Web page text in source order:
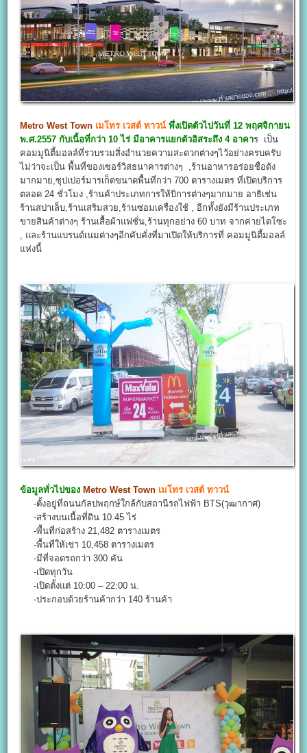
Metro West Town เมโทร เวสต์ ทาวน์ พึ่งเปิดตัวไปวันที่ 12 พฤศจิกายน
พ.ศ.2557 กับเนื้อที่กว่า 10 ไร่ มีอาคารแยกตัวอิสระถึง 4 อาคาร เป็น
คอมมูนิตี้มอลล์ที่รวบรวมสิ่งอำนวยความสะดวกต่างๆไว้อย่างครบครับ
ไม่ว่าจะเป็น พื้นที่ของเซอร์วิสธนาคารต่างๆ ,ร้านอาหารอร่อยชื่อดัง
มากมาย,ซุปเปอร์มารเก็ตขนาดพื้นที่กว่า 700 ตารางเมตร ที่เปิดบริการ
ตลอด 24 ชั่วโมง ,ร้านค้าประเภทการให้บิการต่างๆมากมาย อาธิเช่น
ร้านสปาเล็บ,ร้านเสริมสวย,ร้านซ่อมเครื่องใช้ , อีกทั้งยังมีร้านประเภท
ขายสินค้าต่างๆ ร้านเสื้อผ้าแฟชั่น,ร้านทุกอย่าง 60 บาท จากค่ายไดโซะ
, และร้านแบรนด์เนมต่างๆอีกคับคั่งที่มาเปิดให้บริการที่ คอมมูนิตี้มอลล์
แห่งนี้
ข้อมูลทั่วไปของ Metro West Town เมโทร เวสต์ ทาวน์
-ตั้งอยู่ที่ถนนกัลปพฤกษ์ใกล้กับสถานีรถไฟฟ้า BTS(วุฒากาศ)
-สร้างบนเนื้อที่ดิน 10.45 ไร่
-พื้นที่ก่อสร้าง 21,482 ตารางเมตร
-พื้นที่ให้เช่า 10,458 ตารางเมตร
-มีที่จอดรถกว่า 300 คัน
-เปิดทุกวัน
-เปิดตั้งแต่ 10:00 – 22:00 น.
-ประกอบด้วยร้านค้ากว่า 140 ร้านค้า